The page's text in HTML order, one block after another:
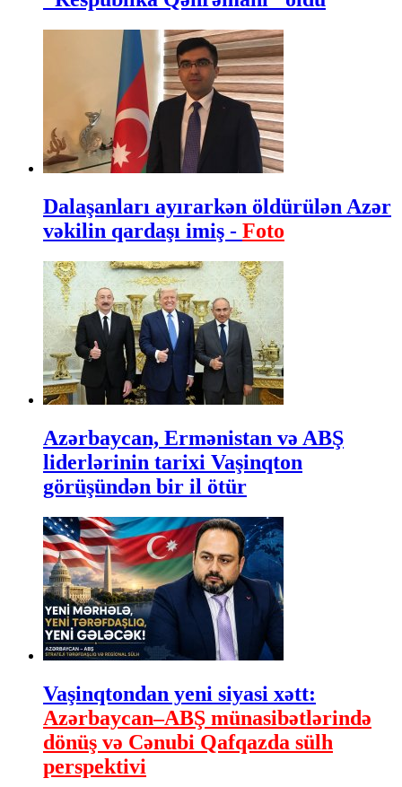
Dalaşanları ayırarkən öldürülən Azər
vəkilin qardaşı imiş - Foto
Azərbaycan, Ermənistan və ABŞ
liderlərinin tarixi Vaşinqton
görüşündən bir il ötür
Vaşinqtondan yeni siyasi xətt:
Azərbaycan–ABŞ münasibətlərində
dönüş və Cənubi Qafqazda sülh
perspektivi